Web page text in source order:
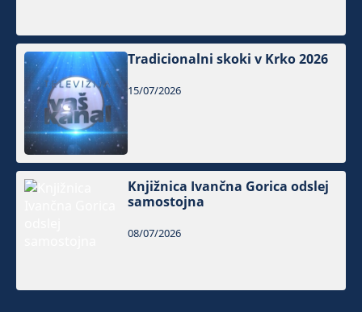
Tradicionalni skoki v Krko 2026
15/07/2026
Knjižnica Ivančna Gorica odslej
samostojna
08/07/2026